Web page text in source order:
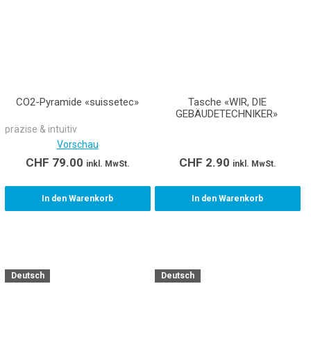
CO2-Pyramide «suissetec»
präzise & intuitiv
Vorschau
CHF 79.00 inkl. MwSt.
In den Warenkorb
Tasche «WIR, DIE
GEBÄUDETECHNIKER»
CHF 2.90 inkl. MwSt.
In den Warenkorb
Deutsch Deutsch